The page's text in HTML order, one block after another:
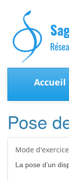
Accueil
Pose
Mode
La pose d’un